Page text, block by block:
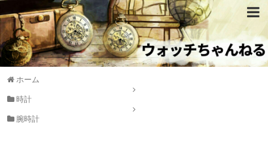
ホーム
時計
腕時計